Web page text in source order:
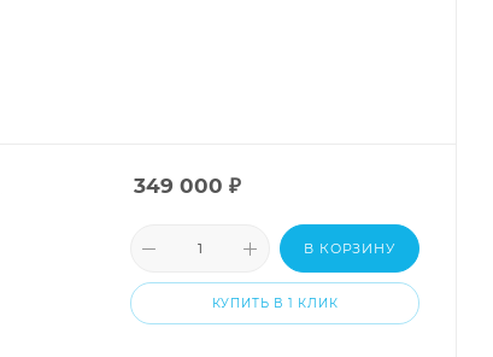
349 000 ₽
В КОРЗИНУ
КУПИТЬ В 1 КЛИК